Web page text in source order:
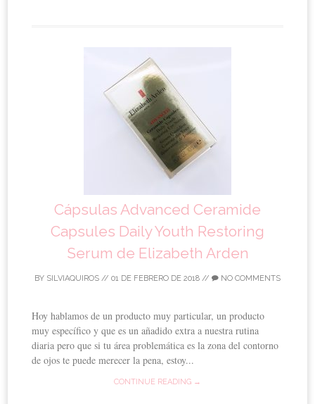
Cápsulas Advanced Ceramide
Capsules Daily Youth Restoring
Serum de Elizabeth Arden
BY SILVIAQUIROS // 01 DE FEBRERO DE 2018 // NO COMMENTS
Hoy hablamos de un producto muy particular, un producto
muy específico y que es un añadido extra a nuestra rutina
diaria pero que si tu área problemática es la zona del contorno
de ojos te puede merecer la pena, estoy...
CONTINUE READING →